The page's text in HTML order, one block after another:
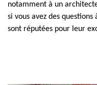
notamment à un
si vous avez des
sont réputées pour leur